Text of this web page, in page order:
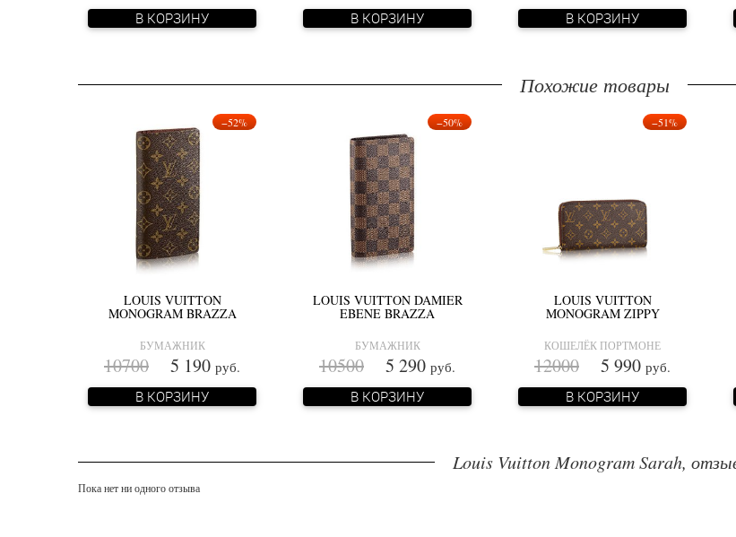
В КОРЗИНУ
В КОРЗИНУ
В КОРЗИНУ
Похожие товары
−52%
LOUIS VUITTON
MONOGRAM BRAZZA
БУМАЖНИК
10700 5 190 руб.
В КОРЗИНУ
−50%
LOUIS VUITTON DAMIER
EBENE BRAZZA
БУМАЖНИК
10500 5 290 руб.
В КОРЗИНУ
−51%
LOUIS VUITTON
MONOGRAM ZIPPY
КОШЕЛЁК ПОРТМОНЕ
12000 5 990 руб.
В КОРЗИНУ
Louis Vuitton Monogram Sarah,
Пока нет ни одного отзыва